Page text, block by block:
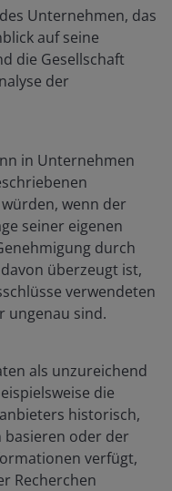
Unternehmen, das
auf seine
die Gesellschaft
der
in Unternehmen
wenn der
seiner eigenen
durch
überzeugt ist,
verwendeten
ungenau sind.
als unzureichend
die
historisch,
basieren oder der
verfügt,
Recherchen